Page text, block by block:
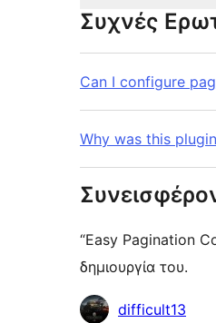
Συχνές
Can I configure
Why was this
“Easy Pagination
δημιουργία του.
Συντελεστές
difficult13